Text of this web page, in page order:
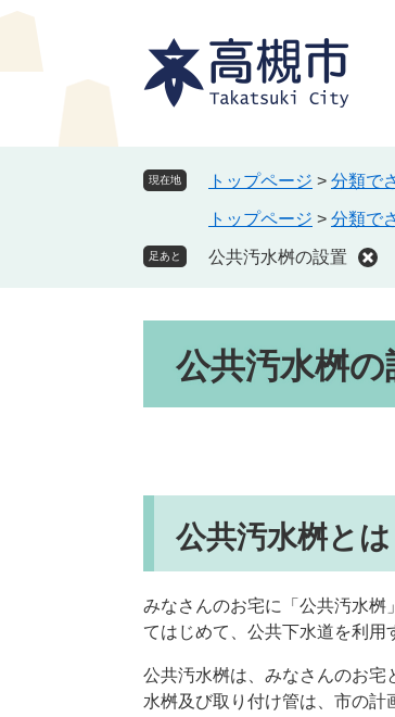
ペ
メ
現在地 トップページ > 分類で
トップページ > 分類で
足あと 公共汚水桝の設置
公共汚水桝の
公共汚水桝とは
みなさんのお宅に「公共汚水桝
てはじめて、公共下水道を利用
公共汚水桝は、みなさんのお宅
水桝及び取り付け管は、市の